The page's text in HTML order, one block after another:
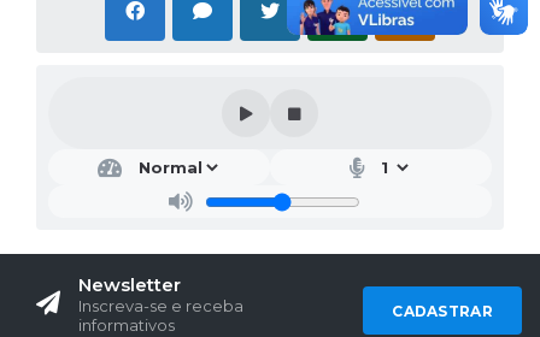
Newsletter
Inscreva-se e receba
informativos
CADASTRAR